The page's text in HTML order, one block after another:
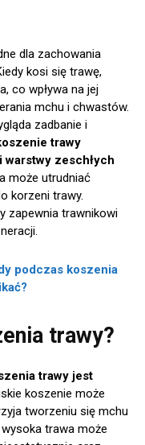
dla zachowania
kosi się trawę,
co wpływa na jej
mchu i chwastów.
zadbanie i
trawy
zeschłych
może utrudniać
korzeni trawy.
zapewnia trawnikowi
podczas koszenia
trawy?
trawy jest
koszenie może
tworzeniu się mchu
trawa może